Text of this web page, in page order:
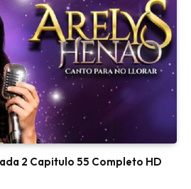
2 Capitulo 55 Completo HD